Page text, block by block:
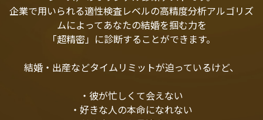
企業で用いられる適性検査レベルの高精度分析アルゴリズ
ムによってあなたの結婚を掴む力を
「超精密」に診断することができます。
結婚・出産などタイムリミットが迫っているけど、
・彼が忙しくて会えない
・好きな人の本命になれない